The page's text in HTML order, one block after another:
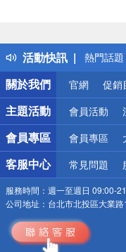
活動快訊
得獎公告
熱門話題
銀行優惠
偏遠地區
詐騙網
關於我們
官網 促銷
主題活動 會員活動
會員專區 會員專區
客服中心 常見問題
服務時間： 週一至週日 09:00-
公司地址： 台北市北投區大業